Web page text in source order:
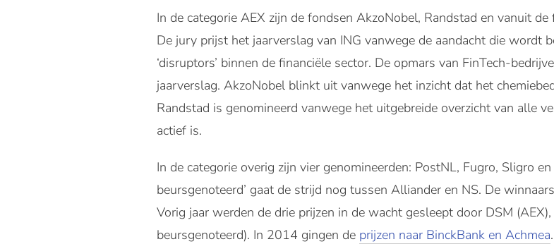
In de categorie AEX zijn de fondsen AkzoNobel, Randstad en vanuit
De jury prijst het jaarverslag van ING vanwege de aandacht die wordt
‘disruptors’ binnen de financiële sector. De opmars van FinTech-
jaarverslag. AkzoNobel blinkt uit vanwege het inzicht dat het
Randstad is genomineerd vanwege het uitgebreide overzicht van alle
actief is.
In de categorie overig zijn vier genomineerden: PostNL, Fugro, Sligro
beursgenoteerd’ gaat de strijd nog tussen Alliander en NS. De
Vorig jaar werden de drie prijzen in de wacht gesleept door DSM
beursgenoteerd). In 2014 gingen de prijzen naar BinckBank en Achmea.